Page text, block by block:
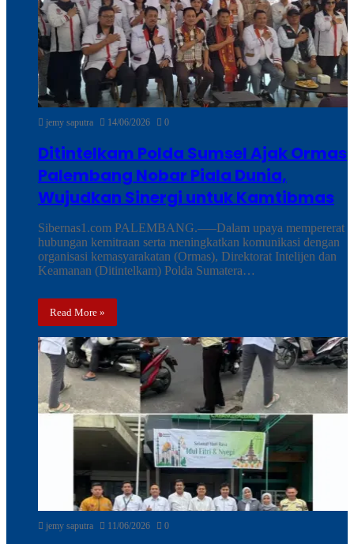
jemy saputra 14/06/2026 0
Ditintelkam Polda Sumsel Ajak Ormas
Palembang Nobar Piala Dunia,
Wujudkan Sinergi untuk Kamtibmas
Sibernas1.com PALEMBANG.—–Dalam upaya mempererat
hubungan kemitraan serta meningkatkan komunikasi dengan
organisasi kemasyarakatan (Ormas), Direktorat Intelijen dan
Keamanan (Ditintelkam) Polda Sumatera…
Read More »
jemy saputra 11/06/2026 0